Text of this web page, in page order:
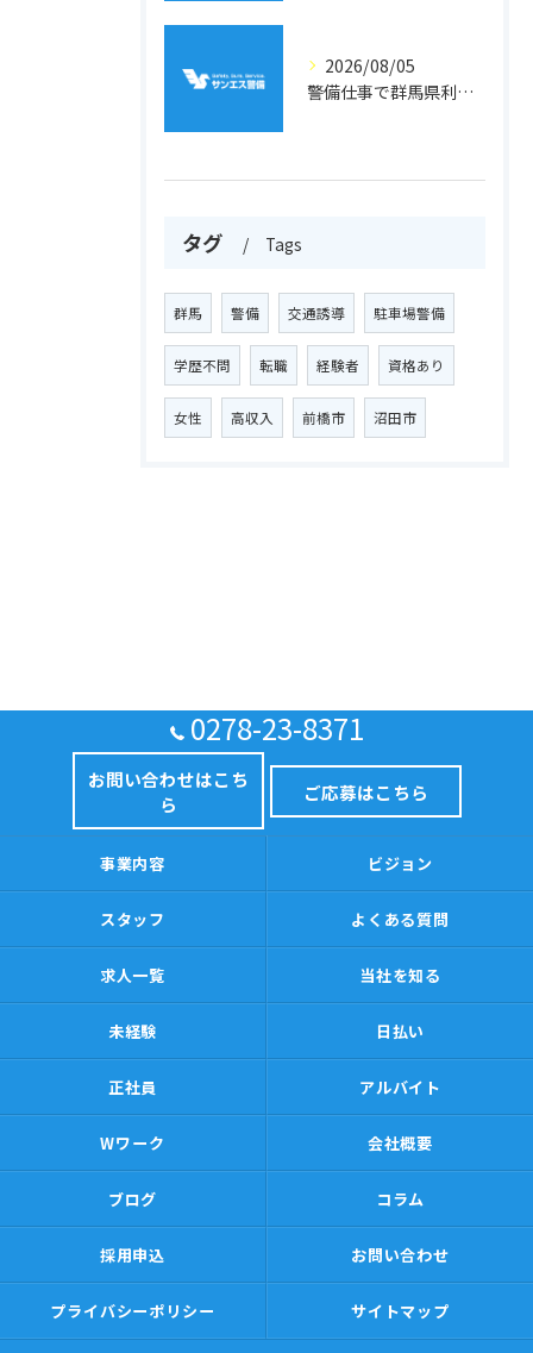
2026/08/05
警備仕事で群馬県利根郡片品村周辺の安心と働きやすさを両立するポイント
タグ Tags
群馬 警備 交通誘導 駐車場警備
学歴不問 転職 経験者 資格あり
女性 高収入 前橋市 沼田市
0278-23-8371
お問い合わせはこち
ら
ご応募はこちら
事業内容 ビジョン
スタッフ よくある質問
求人一覧 当社を知る
未経験 日払い
正社員 アルバイト
Wワーク 会社概要
ブログ コラム
採用申込 お問い合わせ
プライバシーポリシー サイトマップ